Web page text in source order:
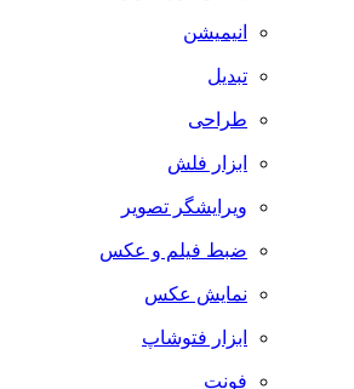
انیمیشن
تبدیل
طراحی
ابزار فلش
ویرایشگر تصویر
ضبط فيلم و عكس
نمایش عکس
ابزار فتوشاپ
فونت